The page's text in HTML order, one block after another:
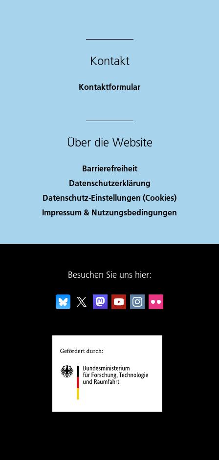
Kontakt
Kontaktformular
Über die Website
Barrierefreiheit
Datenschutzerklärung
Datenschutz-Einstellungen (Cookies)
Impressum & Nutzungsbedingungen
Besuchen Sie uns hier: